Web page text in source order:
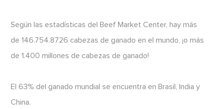
Según las estadísticas del Beef Market Center, hay más
de 146.754.8726 cabezas de ganado en el mundo, ¡o más
de 1.400 millones de cabezas de ganado!
El 63% del ganado mundial se encuentra en Brasil, India y
China.